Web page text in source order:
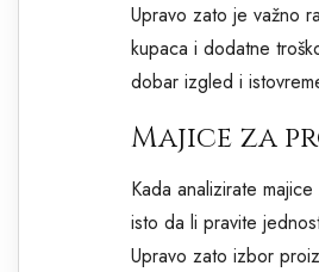
Upravo zato je važno
kupaca i dodatne
dobar izgled i
Majice za
Kada analizirate
isto da li pravite
Upravo zato izbor